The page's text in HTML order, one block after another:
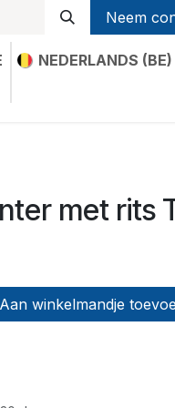
Neem
NEDERLANDS (BE)
met rits
Aan winkelmandje